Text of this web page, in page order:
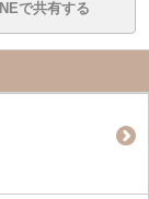
で共有する